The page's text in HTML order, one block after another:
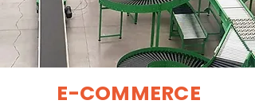
E-COMMERCE